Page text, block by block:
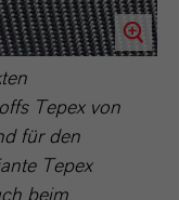
Tepex von
für den
Tepex
beim